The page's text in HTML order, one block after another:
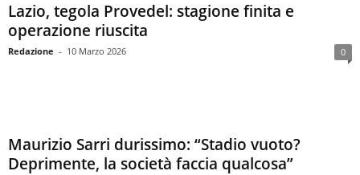
Lazio, tegola Provedel: stagione finita e
operazione riuscita
Redazione - 10 Marzo 2026 0
Maurizio Sarri durissimo: “Stadio vuoto?
Deprimente, la società faccia qualcosa”